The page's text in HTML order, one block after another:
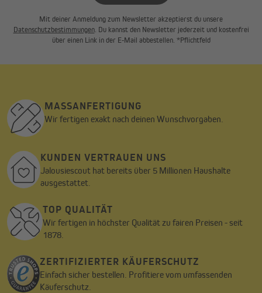
Mit deiner Anmeldung zum Newsletter akzeptierst du unsere
Datenschutzbestimmungen. Du kannst den Newsletter jederzeit und kostenfrei
über einen Link in der E-Mail abbestellen. *Pflichtfeld
MASSANFERTIGUNG
Wir fertigen exakt nach deinen Wunschvorgaben.
KUNDEN VERTRAUEN UNS
Jalousiescout hat bereits über 5 Millionen Haushalte
ausgestattet.
TOP QUALITÄT
Wir fertigen in höchster Qualität zu fairen Preisen - seit
1878.
ZERTIFIZIERTER KÄUFERSCHUTZ
Einfach sicher bestellen. Profitiere vom umfassenden
Käuferschutz.